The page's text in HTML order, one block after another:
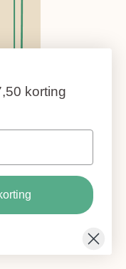
korting